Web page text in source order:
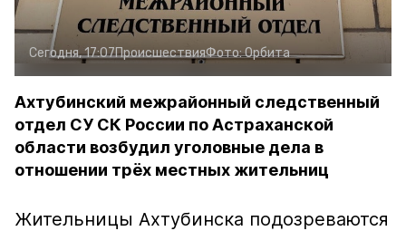
Сегодня, 17:07ПроисшествияФото:Орбита
Ахтубинский межрайонный следственный
отдел СУ СК России по Астраханской
области возбудил уголовные дела в
отношении трёх местных жительниц
Жительницы Ахтубинска подозреваются